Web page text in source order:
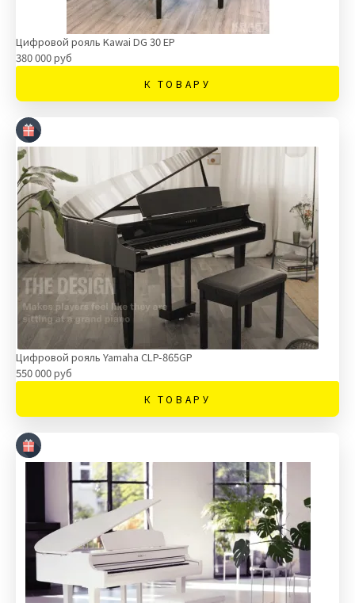
Цифровой рояль Kawai DG 30 EP
380 000 руб
К ТОВАРУ
Цифровой рояль Yamaha CLP-865GP
550 000 руб
К ТОВАРУ